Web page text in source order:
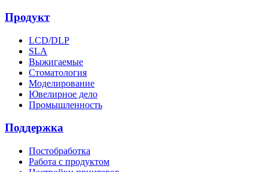
Продукт
LCD/DLP
SLA
Выжигаемые
Стоматология
Моделирование
Ювелирное дело
Промышленность
Поддержка
Постобработка
Работа с продуктом